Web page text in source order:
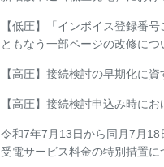
【低圧】「インボイス登録番
ともなう一部ページの改修につ
【高圧】接続検討の早期化に
【高圧】接続検討申込み時に
令和7年7月13日から同月7月
受電サービス料金の特別措置に